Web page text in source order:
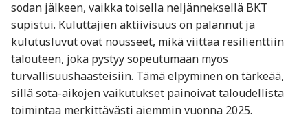
sodan jälkeen, vaikka toisella neljänneksellä BKT
supistui. Kuluttajien aktiivisuus on palannut ja
kulutusluvut ovat nousseet, mikä viittaa resilienttiin
talouteen, joka pystyy sopeutumaan myös
turvallisuushaasteisiin. Tämä elpyminen on tärkeää,
sillä sota-aikojen vaikutukset painoivat taloudellista
toimintaa merkittävästi aiemmin vuonna 2025.